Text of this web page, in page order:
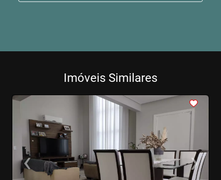
Imóveis Similares
<<<
‹Previous ›Next